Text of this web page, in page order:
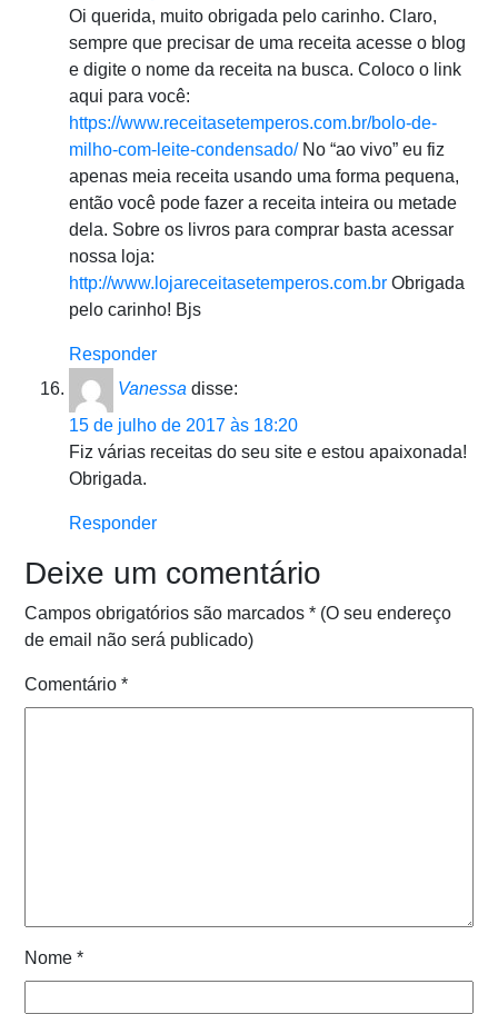
Oi querida, muito obrigada pelo carinho. Claro,
sempre que precisar de uma receita acesse o blog
e digite o nome da receita na busca. Coloco o link
aqui para você:
https://www.receitasetemperos.com.br/bolo-de-
milho-com-leite-condensado/No “ao vivo” eu fiz
apenas meia receita usando uma forma pequena,
então você pode fazer a receita inteira ou metade
dela. Sobre os livros para comprar basta acessar
nossa loja:
http://www.lojareceitasetemperos.com.br Obrigada
pelo carinho! Bjs
Responder
Vanessa disse:
15 de julho de 2017 às 18:20
Fiz várias receitas do seu site e estou apaixonada!
Obrigada.
Responder
Deixe um comentário
Campos obrigatórios são marcados* (O seu endereço
de email não será publicado)
Comentário*
Nome*